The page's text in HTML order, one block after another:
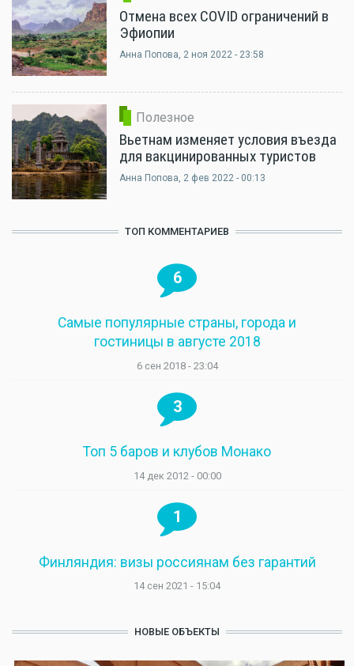
Отмена всех COVID ограничений в
Эфиопии
Анна Попова, 2 ноя 2022 - 23:58
Полезное
Вьетнам изменяет условия въезда
для вакцинированных туристов
Анна Попова, 2 фев 2022 - 00:13
ТОП КОММЕНТАРИЕВ
6
Самые популярные страны, города и
гостиницы в августе 2018
6 сен 2018 - 23:04
3
Топ 5 баров и клубов Монако
14 дек 2012 - 00:00
1
Финляндия: визы россиянам без гарантий
14 сен 2021 - 15:04
НОВЫЕ ОБЪЕКТЫ